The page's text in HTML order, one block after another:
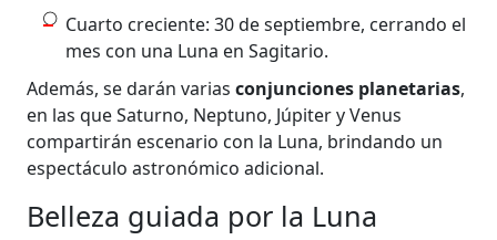
Cuarto creciente: 30 de septiembre, cerrando el
mes con una Luna en Sagitario.
Además, se darán variasconjunciones planetarias,
en las que Saturno, Neptuno, Júpiter y Venus
compartirán escenario con la Luna, brindando un
espectáculo astronómico adicional.
Belleza guiada por la Luna